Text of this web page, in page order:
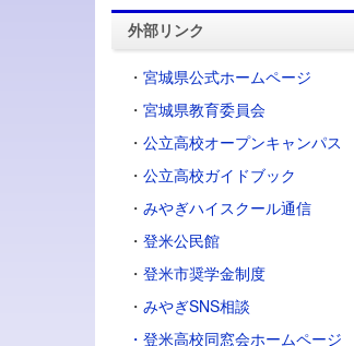
外部リンク
・ 宮城県公式ホームページ
・ 宮城県教育委員会
・ 公立高校オープンキャンパス
・ 公立高校ガイドブック
・ みやぎハイスクール通信
・ 登米公民館
・ 登米市奨学金制度
・ みやぎSNS相談
・登米高校同窓会ホームページ